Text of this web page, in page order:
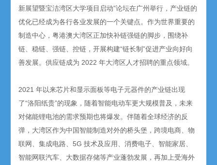
新展望暨宝洁湾区大学项目启动”论坛在广州举行，产业链的
优化已经成为各行各业发展的一个关键点。作为世界重要的
制造中心，粤港澳大湾区正加快补链强链的脚步，围绕补
链、稳链、强链、控链，开展构建“链长制”促进产业向好向
善发展。供应链成为 2022 年大湾区人才招聘的重点领域。
2021 年以来芯片和显示面板等电子元器件的产业链出现
了“洛阳纸贵”的现象，随着智能电动车更大规模普及，未来
对储能锂电池的需求预期也将爆发。伴随着全球经济的反
弹，大湾区作为中国智能制造对外的桥头堡，跨境电商、物
联网、集成电路、5G 技术及应用、消费电子、智能家居、
智能网联汽车、大数据存储等产业蓬勃发展，再加上受海外